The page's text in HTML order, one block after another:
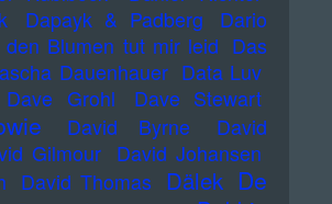
Dapayk & Padberg
Dario
den Blumen tut mir leid Das
Dauenhauer Data Luv
Dave Grohl Dave Stewart
David Byrne
David
Gilmour
David Johansen
David Thomas Dälek De